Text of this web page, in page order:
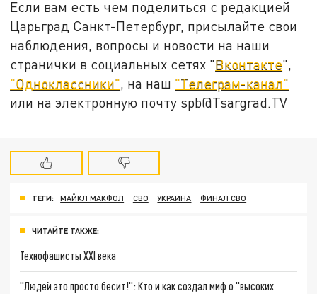
Если вам есть чем поделиться с редакцией
Царьград Санкт-Петербург, присылайте свои
наблюдения, вопросы и новости на наши
странички в социальных сетях "Вконтакте",
"Одноклассники", на наш "Телеграм-канал"
или на электронную почту spb@Tsargrad.TV
ТЕГИ: МАЙКЛ МАКФОЛ СВО УКРАИНА ФИНАЛ СВО
ЧИТАЙТЕ ТАКЖЕ:
Технофашисты XXI века
"Людей это просто бесит!": Кто и как создал миф о "высоких